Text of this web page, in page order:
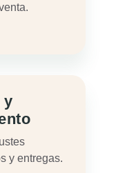
y
y entregas.